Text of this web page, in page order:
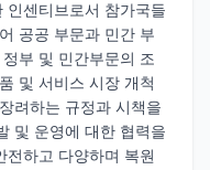
인센티브로서 참가국들
공공 부문과 민간 부
부 및 민간부문의 조
및 서비스 시장 개척
려하는 규정과 시책을
및 운영에 대한 협력을
전하고 다양하며 복원